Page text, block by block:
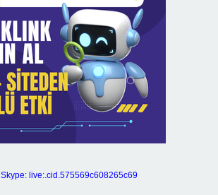
Skype: live:.cid.575569c608265c69